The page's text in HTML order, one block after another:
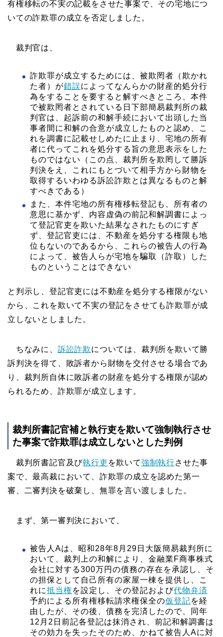
有権移転の不実の記載をさせた事案で、その宅地につ
いての詐欺罪の成立を否定しました。
裁判官は、
詐欺罪が成立するためには、被欺罔者（欺かれ
た者）が錯誤によってなんらかの財産的処分行
為をすることを要すると解すべきところ、本件
で被欺罔者とされている日下部簡易裁判所の裁
判官は、起訴前の和解手続において出頭した当
事者間に和解の合意が成立したものと認め、こ
れを調書に記載せしめたに止まり、宅地の所有
者に代ってこれを処分する旨の意思表示をした
ものではない（この点、裁判所を欺罔して勝訴
判決をえ、これにもとづいて相手方から財物を
取得するいわゆる訴訟詐欺とは異なるものと解
すべきである）
また、本件宅地の所有権移転登記も、所有者の
意思に基かず、内容虚偽の前記和解調書によっ
て登記官吏を欺いた結果なされたものにすぎ
ず、登記官吏には、不動産を処分する権限も地
位もないのであるから、これらの被告人の行為
によって、被告人らが宅地を騙取（詐取）した
ものということはできない
と判示し、登記官吏には不動産を処分する権限がない
から、これを欺いて不実の登記をさせても詐欺罪が成
立しないとしました。
ちなみに、 訴訟詐欺については、裁判所を欺いて勝
訴判決を得て、敗訴者から財物を交付させる場合であ
り、裁判所自体に敗訴者の財産を処分する権限が認め
られるため、詐欺罪が成立します。
裁判所書記官補と執行吏を欺いて強制執行させ
た事案で詐欺罪は成立しないとした判例
裁判所書記官及び執行吏を欺いて強制執行させた事
案で、最高裁において、詐欺罪の成立を認めた第一
審、二審判決を破棄し、無罪を言い渡しました。
まず、第一審判決において、
被告人Aは、昭和28年8月29日大阪簡易裁判所に
おいて、裁判上の和解により、金融業F商事株式
会社に対する300万円の債務の存在を承認し、そ
の担保として自己所有の家屋一棟を提供し、こ
れに抵当権を設定し、その登記および代物弁済
予約による所有権移転請求権保全の仮登記を経
由したが、その後、債務を完済したので、同年
12月2日前記各登記は抹消され、前記和解調書は
その効力を失ったそのため、かねて被告人Aに対